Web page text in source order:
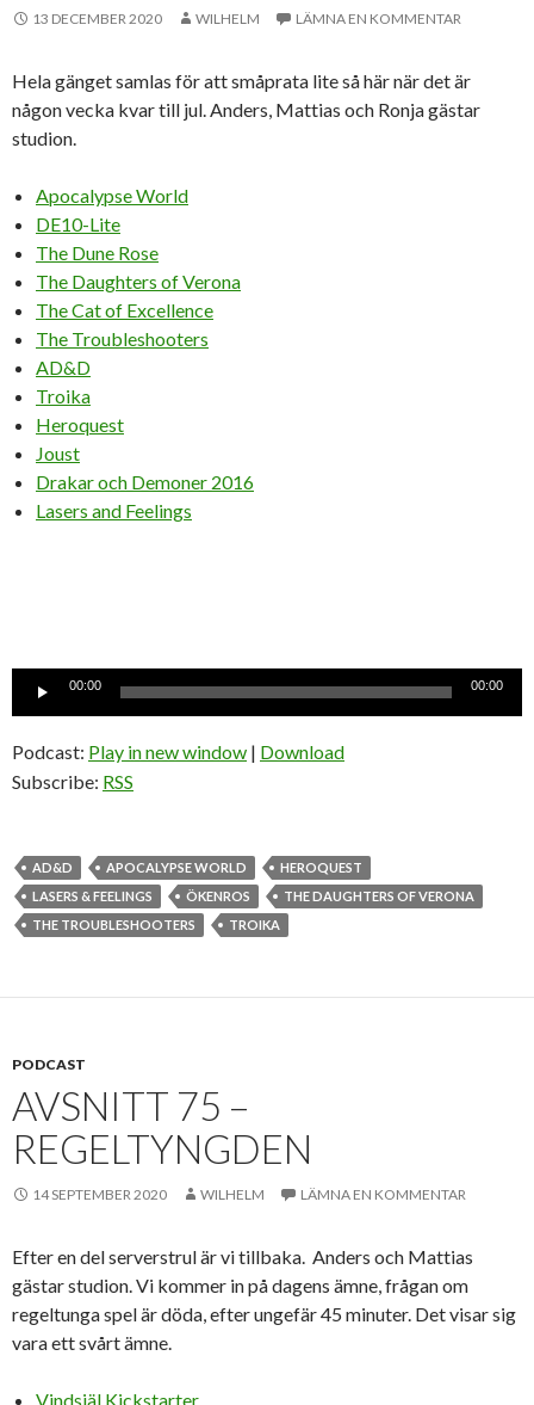
13 DECEMBER 2020 WILHELM LÄMNA EN KOMMENTAR
Hela gänget samlas för att småprata lite så här när det är
någon vecka kvar till jul. Anders, Mattias och Ronja gästar
studion.
Apocalypse World
DE10-Lite
The Dune Rose
The Daughters of Verona
The Cat of Excellence
The Troubleshooters
AD&D
Troika
Heroquest
Joust
Drakar och Demoner 2016
Lasers and Feelings
Ljudspelare
00:00 00:00
Podcast: Play in new window | Download
Subscribe: RSS
AD&D APOCALYPSE WORLD
HEROQUEST
LASERS & FEELINGS
ÖKENROS
THE DAUGHTERS OF VERONA
THE TROUBLESHOOTERS
TROIKA
PODCAST
AVSNITT 75 –
REGELTYNGDEN
14 SEPTEMBER 2020 WILHELM LÄMNA EN KOMMENTAR
Efter en del serverstrul är vi tillbaka. Anders och Mattias
gästar studion. Vi kommer in på dagens ämne, frågan om
regeltunga spel är döda, efter ungefär 45 minuter. Det visar sig
vara ett svårt ämne.
Vindsjäl Kickstarter